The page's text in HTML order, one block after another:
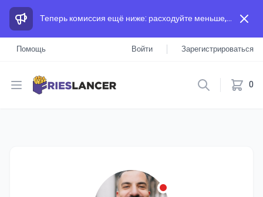
Теперь комиссия ещё ниже: расходуйте меньше, а зарабатывайте больше, чем на других площадках.
Помощь Войти Зарегистрироваться
Open menu 0